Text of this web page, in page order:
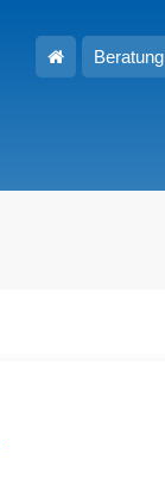
Hauptseite
Beratung